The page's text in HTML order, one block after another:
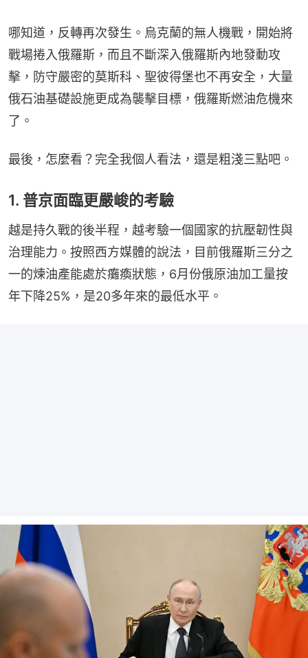
哪知道，反轉再次發生。烏克蘭的無人機戰，開始將
戰場捲入俄羅斯，而且不斷深入俄羅斯內地發動攻
擊，防守嚴密的莫斯科、聖彼得堡也不再安全，大量
俄石油基礎設施更成為襲擊目標，俄羅斯燃油危機來
了。
最後，怎麼看？完全我個人看法，還是粗淺三點吧。
1. 普京面臨更嚴峻的考驗
越是持久戰的後半程，越考驗一個國家的抗壓韌性與
治理能力。按照西方媒體的說法，目前俄羅斯三分之
一的煉油產能處於癱瘓狀態，6月份俄原油加工量按
年下降25%，是20多年來的最低水平。